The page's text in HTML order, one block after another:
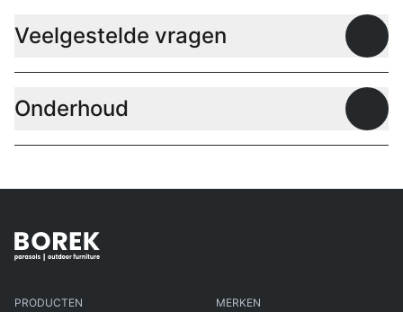
Veelgestelde vragen
Onderhoud
PRODUCTEN MERKEN